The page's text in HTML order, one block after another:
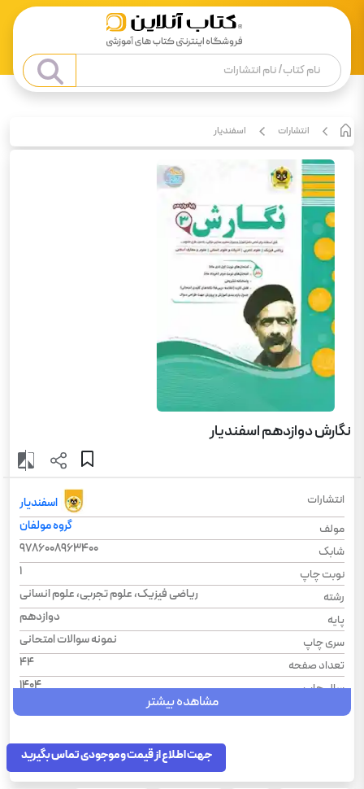
انتشارات اسفندیار
نگارش دوازدهم اسفندیار
انتشارات
اسفندیار
مولف
گروه مولفان
شابک
9786008963400
نوبت چاپ
1
رشته
ریاضی فیزیک، علوم تجربی، علوم انسانی
پایه
دوازدهم
سری چاپ
نمونه سوالات امتحانی
تعداد صفحه
44
سال چاپ
1404
رحلی
درس
فارسی
مشاهده بیشتر
جهت اطلاع از قیمت و موجودی تماس بگیرید